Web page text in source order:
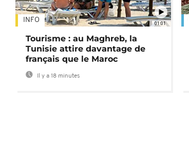
01:01
INFO
Tourisme : au Maghreb, la
Tunisie attire davantage de
français que le Maroc
Il y a 18 minutes